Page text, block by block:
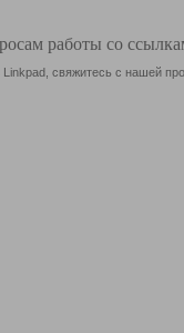
работы со
Linkpad, свяжитесь с нашей